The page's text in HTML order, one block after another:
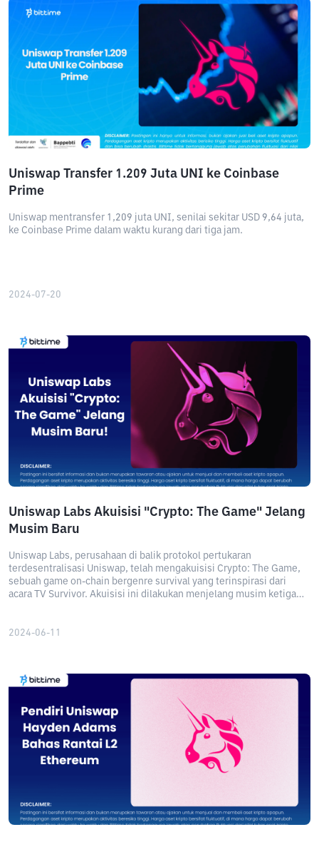
Uniswap Transfer 1.209 Juta UNI ke Coinbase
Prime
Uniswap mentransfer 1,209 juta UNI, senilai sekitar USD 9,64 juta,
ke Coinbase Prime dalam waktu kurang dari tiga jam.
2024-07-20
Uniswap Labs Akuisisi "Crypto: The Game" Jelang
Musim Baru
Uniswap Labs, perusahaan di balik protokol pertukaran
terdesentralisasi Uniswap, telah mengakuisisi Crypto: The Game,
sebuah game on-chain bergenre survival yang terinspirasi dari
acara TV Survivor. Akuisisi ini dilakukan menjelang musim ketiga
2024-06-11